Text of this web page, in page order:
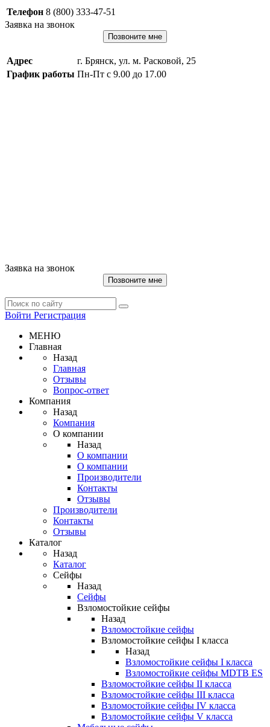
Телефон 8 (800) 333-47-51
Заявка на звонок
Позвоните мне
Адрес
г. Брянск, ул. м. Расковой, 25
График работы Пн-Пт с 9.00 до 17.00
Заявка на звонок
Позвоните мне
Войти Регистрация
МЕНЮ
Главная
Назад
Главная
Отзывы
Вопрос-ответ
Компания
Назад
Компания
О компании
Назад
О компании
О компании
Производители
Контакты
Отзывы
Производители
Контакты
Отзывы
Каталог
Назад
Каталог
Сейфы
Назад
Сейфы
Взломостойкие сейфы
Назад
Взломостойкие сейфы
Взломостойкие сейфы I класса
Назад
Взломостойкие сейфы I класса
Взломостойкие сейфы MDTB ES
Взломостойкие сейфы II класса
Взломостойкие сейфы III класса
Взломостойкие сейфы IV класса
Взломостойкие сейфы V класса